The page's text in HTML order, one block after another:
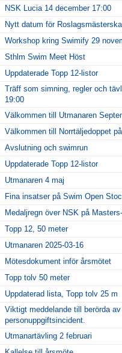
NSK Lucia 14 december 17:00
Nytt datum för
Workshop kring Swimify 29
Sthlm Swim Meet Höst
Uppdaterade Topp 12-listor
Träff som simning, regler och
19:00
Välkommen till Utmanaren
Välkommen till Norrtäljedoppet
Avslutning och swimrun
Uppdaterade Topp 12-listor
Utmanaren 4 maj
Fina insatser på Swim Open
Medaljregn över NSK på
Topp 12, 50 meter
Utmanaren 2025-03-16
Mötesdokument inför årsmötet
Topp tolv 50 meter
Uppdaterad lista, Topp tolv 25 m
Viktigt meddelande till berörda
personuppgiftsincident.
Utmanartävling 2 februari